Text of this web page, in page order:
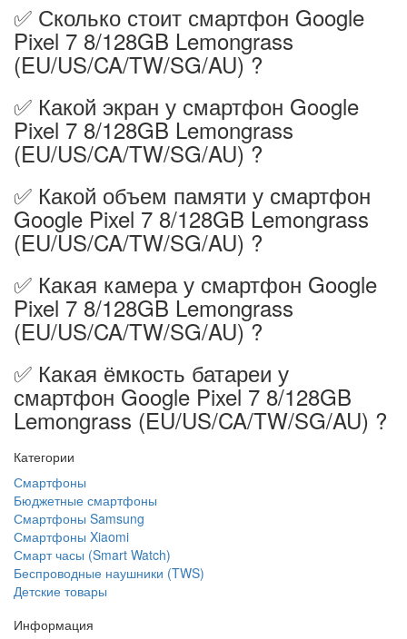
✅ Сколько стоит смартфон Google
Pixel 7 8/128GB Lemongrass
(EU/US/CA/TW/SG/AU) ?
✅ Какой экран у смартфон Google
Pixel 7 8/128GB Lemongrass
(EU/US/CA/TW/SG/AU) ?
✅ Какой объем памяти у смартфон
Google Pixel 7 8/128GB Lemongrass
(EU/US/CA/TW/SG/AU) ?
✅ Какая камера у смартфон Google
Pixel 7 8/128GB Lemongrass
(EU/US/CA/TW/SG/AU) ?
✅ Какая ёмкость батареи у
смартфон Google Pixel 7 8/128GB
Lemongrass (EU/US/CA/TW/SG/AU) ?
Категории
Смартфоны
Бюджетные смартфоны
Смартфоны Samsung
Смартфоны Xiaomi
Смарт часы (Smart Watch)
Беспроводные наушники (TWS)
Детские товары
Информация